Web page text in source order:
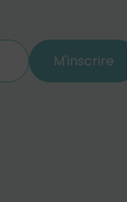
M'inscrire